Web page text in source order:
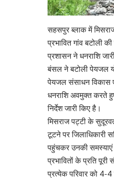
सहसपुर ब्लाक में
प्रभावित गांव बटोली
प्रशासन ने धनराशि
बंसल ने बटोली पेयजल
पेयजल संसाधन विकास
धनराशि अवमुक्त करते
निर्देश जारी किए है।
मिसराज पट्टी के
टूटने पर जिलाधिकारी
पहुंचकर उनकी समस्याएं
प्रभावितों के प्रति
प्रत्येक परिवार को 4-